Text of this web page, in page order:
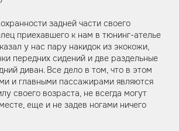
задней части своего
приехавшего к нам в тюнинг-ателье
у нас пару накидок из экокожи,
передних сидений и две раздельные
диван. Все дело в том, что в этом
и главными пассажирами являются
своего возраста, не всегда могут
еще и не задев ногами ничего